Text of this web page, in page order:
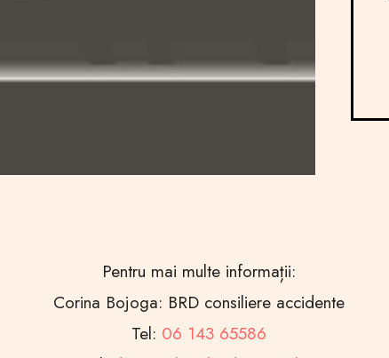
Pentru mai multe informații:
Corina Bojoga: BRD consiliere accidente
Tel: 06 143 65586